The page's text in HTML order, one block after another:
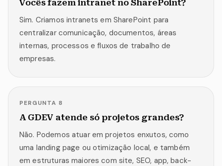
Vocês fazem intranet no SharePoint?
Sim. Criamos intranets em SharePoint para
centralizar comunicação, documentos, áreas
internas, processos e fluxos de trabalho de
empresas.
PERGUNTA 8
A GDEV atende só projetos grandes?
Não. Podemos atuar em projetos enxutos, como
uma landing page ou otimização local, e também
em estruturas maiores com site, SEO, app, back-